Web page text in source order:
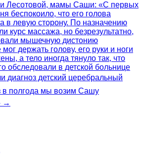
Лесотовой, мамы Саши: «С первых
беспокоило, что его голова
в левую сторону. По назначению
курс массажа, но безрезультатно,
мышечную дистонию
держать голову, его руки и ноги
а тело иногда тянуло так, что
обследовали в детской больнице
диагноз детский церебральный
в полгода мы возим Сашу
→